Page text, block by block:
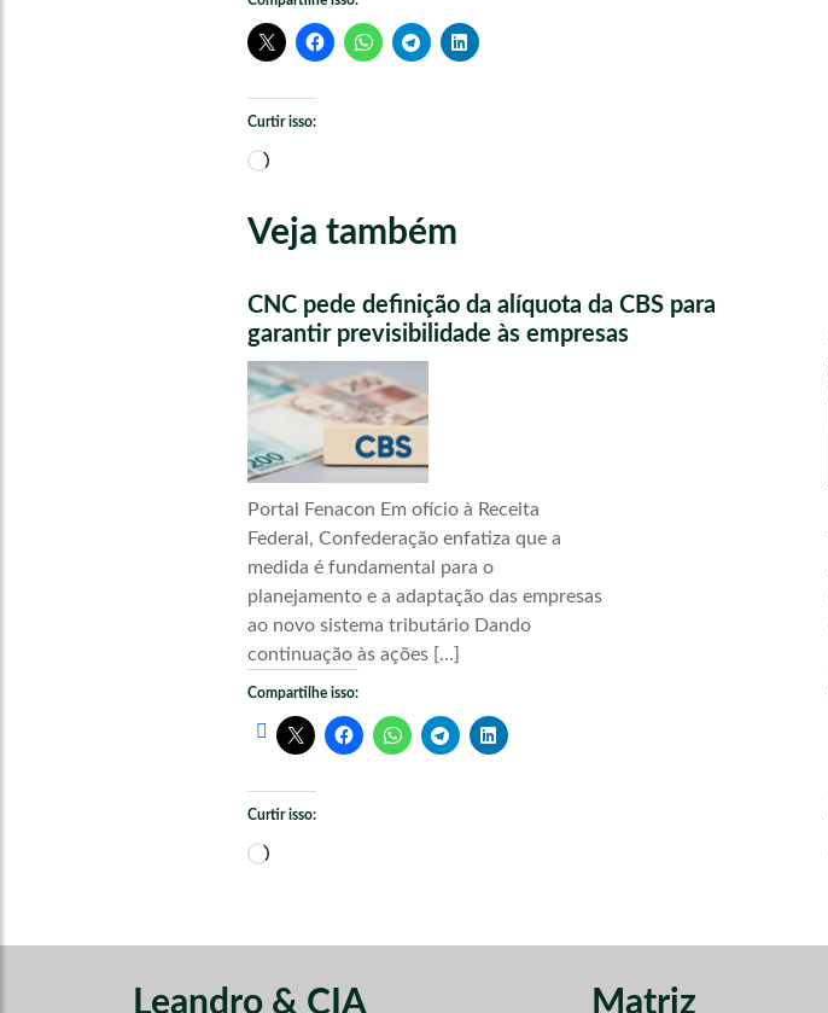
Curtir isso:
Carregando...
Veja também
CNC pede definição da alíquota da CBS para
garantir previsibilidade às empresas
Portal Fenacon Em ofício à Receita
Federal, Confederação enfatiza que a
medida é fundamental para o
planejamento e a adaptação das empresas
ao novo sistema tributário Dando
continuação às ações […]
Compartilhe isso:
Curtir isso:
Carregando...
Leandro & CIA Matriz